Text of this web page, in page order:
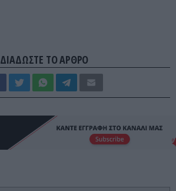
ΔΙΑΔΩΣΤΕ ΤΟ ΑΡΘΡΟ